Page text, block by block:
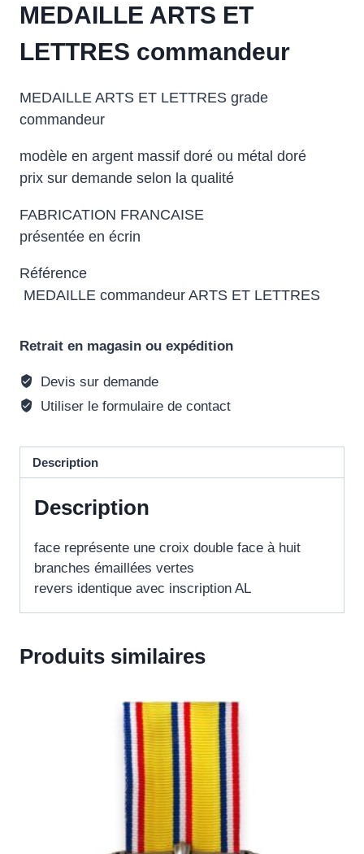
MEDAILLE ARTS ET
LETTRES commandeur
MEDAILLE ARTS ET LETTRES grade
commandeur
modèle en argent massif doré ou métal doré
prix sur demande selon la qualité
FABRICATION FRANCAISE
présentée en écrin
Référence
MEDAILLE commandeur ARTS ET LETTRES
Retrait en magasin ou expédition
Devis sur demande
Utiliser le formulaire de contact
Description
Description
face représente une croix double face à huit
branches émaillées vertes
revers identique avec inscription AL
Produits similaires